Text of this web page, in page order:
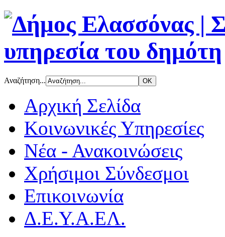
Αναζήτηση...
Αρχική Σελίδα
Κοινωνικές Υπηρεσίες
Νέα - Ανακοινώσεις
Χρήσιμοι Σύνδεσμοι
Επικοινωνία
Δ.Ε.Υ.Α.ΕΛ.